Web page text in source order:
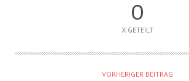
0
X GETEILT
VORHERIGER BEITRAG